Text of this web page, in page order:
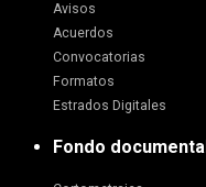
Avisos
Acuerdos
Convocatorias
Formatos
Estrados Digitales
Fondo documental